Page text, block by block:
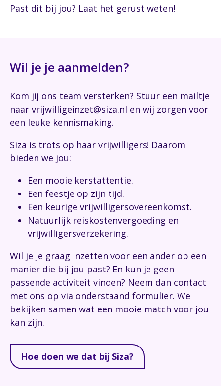
Past dit bij jou? Laat het gerust weten!
Wil je je aanmelden?
Kom jij ons team versterken? Stuur een mailtje
naar vrijwilligeinzet@siza.nl en wij zorgen voor
een leuke kennismaking.
Siza is trots op haar vrijwilligers! Daarom
bieden we jou:
Een mooie kerstattentie.
Een feestje op zijn tijd.
Een keurige vrijwilligersovereenkomst.
Natuurlijk reiskostenvergoeding en
vrijwilligersverzekering.
Wil je je graag inzetten voor een ander op een
manier die bij jou past? En kun je geen
passende activiteit vinden? Neem dan contact
met ons op via onderstaand formulier. We
bekijken samen wat een mooie match voor jou
kan zijn.
Hoe doen we dat bij Siza?